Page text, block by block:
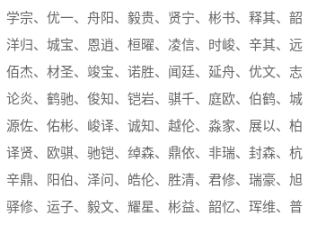
宗、优一、舟阳、毅贵、贤宁、彬书、释其、韶
归、城宝、恩逍、桓曜、凌信、时峻、辛其、远
杰、材圣、竣宝、诺胜、闻廷、延舟、优文、志
炎、鹤驰、俊知、铠岩、骐千、庭欧、伯鹤、城
佐、佑彬、峻译、诚知、越伦、淼家、展以、柏
贤、欧骐、驰铠、绰森、鼎依、非瑞、封森、杭
鼎、阳伯、泽问、皓伦、胜清、君修、瑞豪、旭
修、运子、毅文、耀星、彬益、韶忆、珲维、普